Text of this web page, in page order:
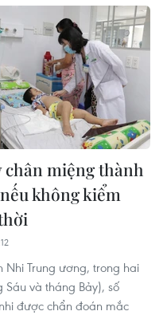
chân miệng thành
không kiểm
Nhi Trung ương, trong hai
Sáu và tháng Bảy), số
được chẩn đoán mắc